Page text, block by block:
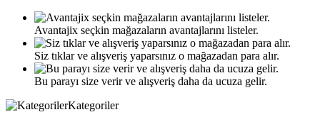
Avantajix seçkin mağazaların avantajlarını listeler.
Siz tıklar ve alışveriş yaparsınız o mağazadan para alır.
Bu parayı size verir ve alışveriş daha da ucuza gelir.
Kategoriler